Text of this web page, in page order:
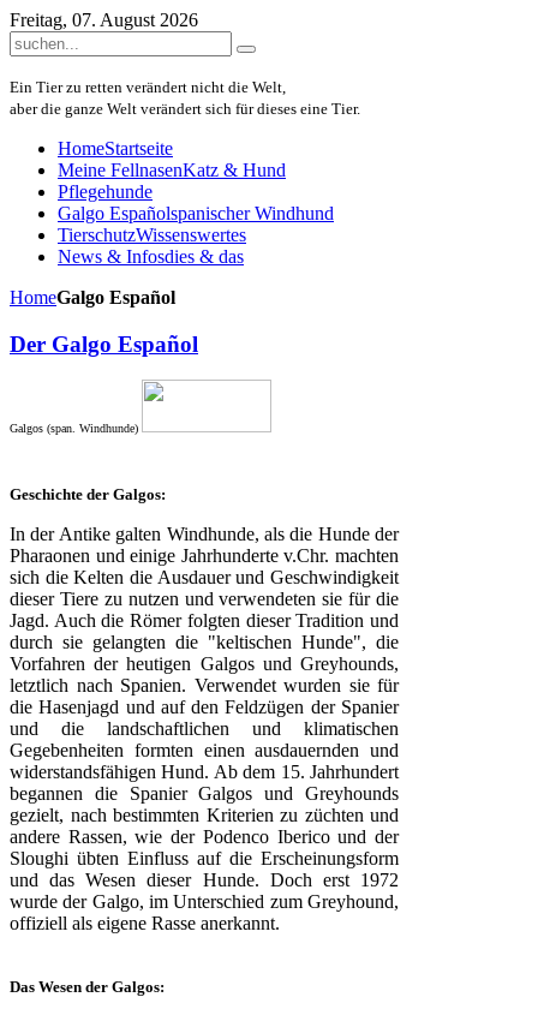
Freitag, 07. August 2026
Ein Tier zu retten verändert nicht die Welt,
aber die ganze Welt verändert sich für dieses eine Tier.
HomeStartseite
Meine FellnasenKatz & Hund
Pflegehunde
Galgo Españolspanischer Windhund
TierschutzWissenswertes
News & Infosdies & das
HomeGalgo Español
Der Galgo Español
Galgos (span. Windhunde)
Geschichte der Galgos:
In der Antike galten Windhunde, als die Hunde der
Pharaonen und einige Jahrhunderte v.Chr. machten
sich die Kelten die Ausdauer und Geschwindigkeit
dieser Tiere zu nutzen und verwendeten sie für die
Jagd. Auch die Römer folgten dieser Tradition und
durch sie gelangten die "keltischen Hunde", die
Vorfahren der heutigen Galgos und Greyhounds,
letztlich nach Spanien. Verwendet wurden sie für
die Hasenjagd und auf den Feldzügen der Spanier
und die landschaftlichen und klimatischen
Gegebenheiten formten einen ausdauernden und
widerstandsfähigen Hund. Ab dem 15. Jahrhundert
begannen die Spanier Galgos und Greyhounds
gezielt, nach bestimmten Kriterien zu züchten und
andere Rassen, wie der Podenco Iberico und der
Sloughi übten Einfluss auf die Erscheinungsform
und das Wesen dieser Hunde. Doch erst 1972
wurde der Galgo, im Unterschied zum Greyhound,
offiziell als eigene Rasse anerkannt.
Das Wesen der Galgos: